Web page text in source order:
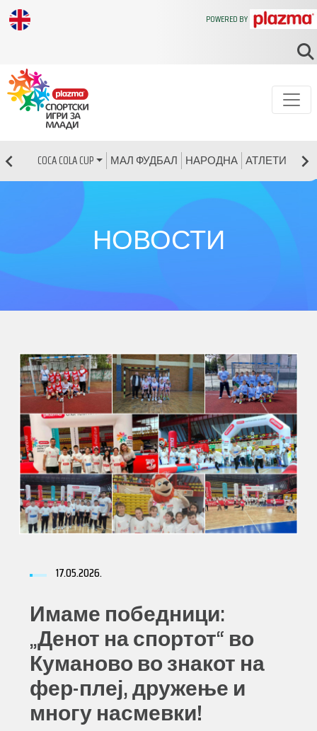
COCA COLA CUP МАЛ ФУДБАЛ НАРОДНА АТЛЕТИКА
POWERED BY
НОВОСТИ
17.05.2026.
Имаме победници:
„Денот на спортот“ во
Куманово во знакот на
фер-плеј, дружење и
многу насмевки!